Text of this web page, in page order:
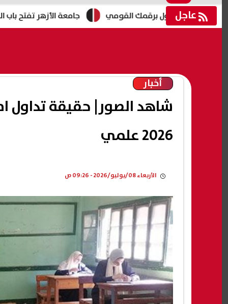
عاجل جامعة الأزهر تفتح باب التقديم للمدن الجامعية 2026.. الموعد
أخبار
شاهد الصور| حقيقة تداول
2026 علمي
الأربعاء 08/يوليو/2026 - 09:26 ص